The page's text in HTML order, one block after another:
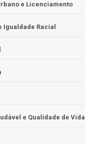
e Licenciamento
Igualdade Racial
e Qualidade de Vida